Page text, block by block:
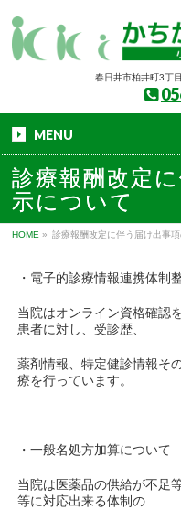
春日井市柏井町3丁
MENU
診療報酬改定
示について
HOME » 診療報酬改定に伴う届け出事
・電子的診療情報連携体制
当院はオンライン資格確認
患者に対し、受診歴、
薬剤情報、特定健診情報そ
療を行っています。
・一般名処方加算について
当院は医薬品の供給が不足
等に対応出来る体制の